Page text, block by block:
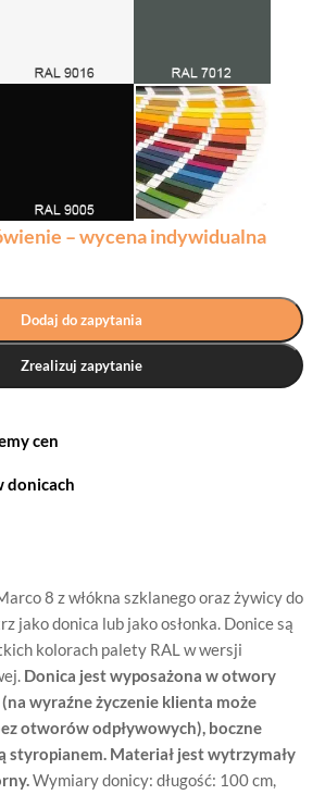
8 z włókna szklanego oraz żywicy do
jako donica lub jako osłonka. Donice są
kolorach palety RAL w wersji
Donica jest wyposażona w otwory
wyraźne życzenie klienta może
otworów odpływowych), boczne
styropianem. Materiał jest wytrzymały
Wymiary donicy: długość: 100 cm,
– wycena indywidualna
Dodaj do zapytania
Zrealizuj zapytanie
cen
donicach